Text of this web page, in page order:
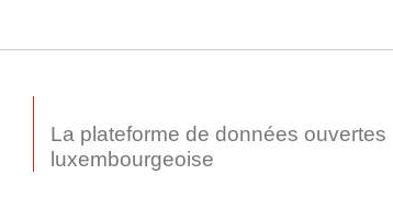
La plateforme de données ouvertes